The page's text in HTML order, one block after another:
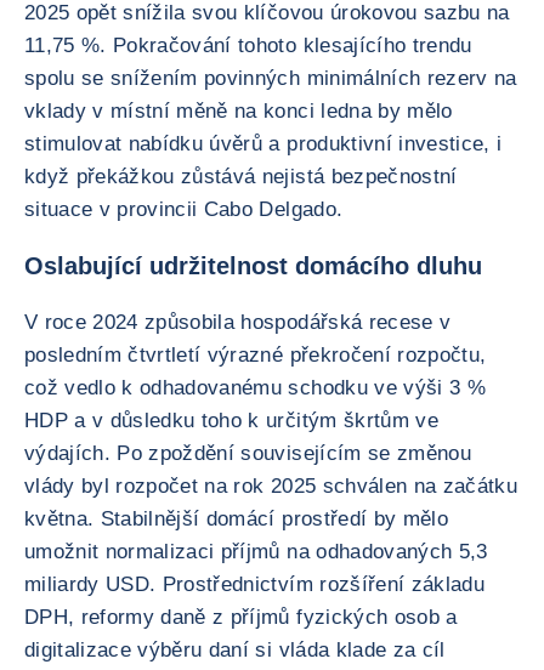
2025 opět snížila svou klíčovou úrokovou sazbu na
11,75 %. Pokračování tohoto klesajícího trendu
spolu se snížením povinných minimálních rezerv na
vklady v místní měně na konci ledna by mělo
stimulovat nabídku úvěrů a produktivní investice, i
když překážkou zůstává nejistá bezpečnostní
situace v provincii Cabo Delgado.
Oslabující udržitelnost domácího dluhu
V roce 2024 způsobila hospodářská recese v
posledním čtvrtletí výrazné překročení rozpočtu,
což vedlo k odhadovanému schodku ve výši 3 %
HDP a v důsledku toho k určitým škrtům ve
výdajích. Po zpoždění souvisejícím se změnou
vlády byl rozpočet na rok 2025 schválen na začátku
května. Stabilnější domácí prostředí by mělo
umožnit normalizaci příjmů na odhadovaných 5,3
miliardy USD. Prostřednictvím rozšíření základu
DPH, reformy daně z příjmů fyzických osob a
digitalizace výběru daní si vláda klade za cíl